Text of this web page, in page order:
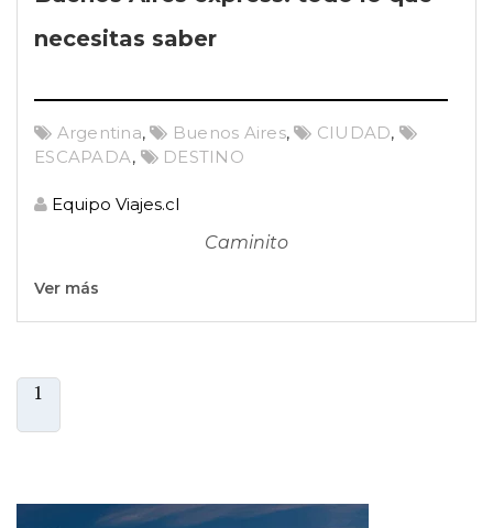
necesitas saber
Argentina, Buenos Aires, CIUDAD,
ESCAPADA, DESTINO
Equipo Viajes.cl
Caminito
Ver más
1